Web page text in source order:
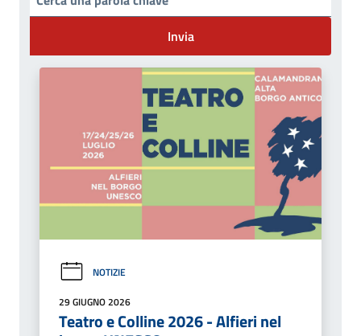
Invia
NOTIZIE
29 GIUGNO 2026
Teatro e Colline 2026 - Alfieri nel